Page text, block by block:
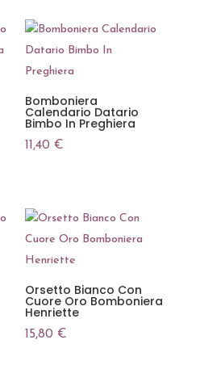
Bomboniera
Calendario Datario
Bimbo In Preghiera
11,40€
Orsetto Bianco Con
Cuore Oro Bomboniera
Henriette
15,80€